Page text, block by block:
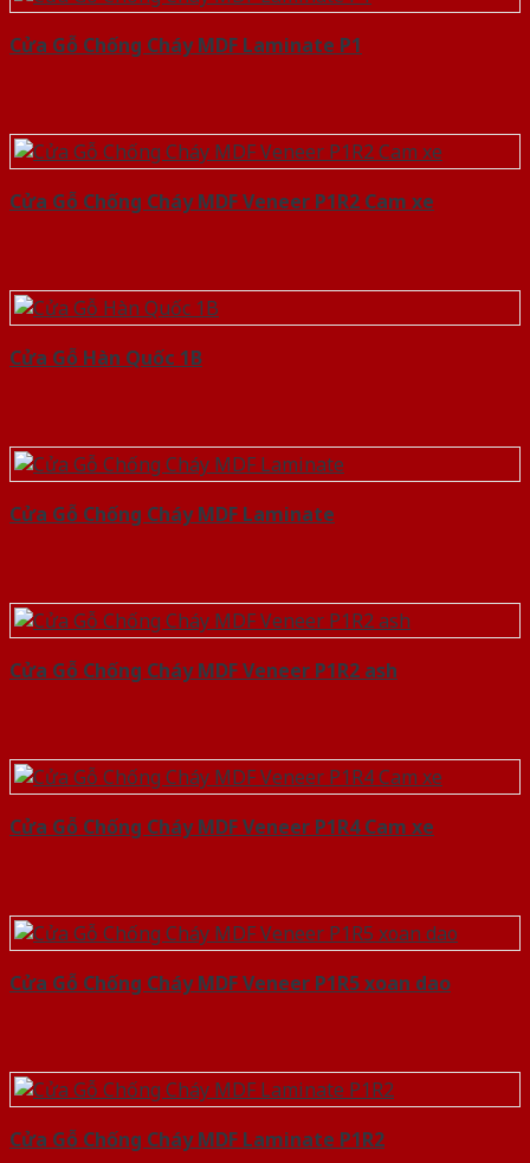
Cửa Gỗ Chống Cháy MDF Laminate P1
Cửa Gỗ Chống Cháy MDF Veneer P1R2 Cam xe
Cửa Gỗ Hàn Quốc 1B
Cửa Gỗ Chống Cháy MDF Laminate
Cửa Gỗ Chống Cháy MDF Veneer P1R2 ash
Cửa Gỗ Chống Cháy MDF Veneer P1R4 Cam xe
Cửa Gỗ Chống Cháy MDF Veneer P1R5 xoan dao
Cửa Gỗ Chống Cháy MDF Laminate P1R2